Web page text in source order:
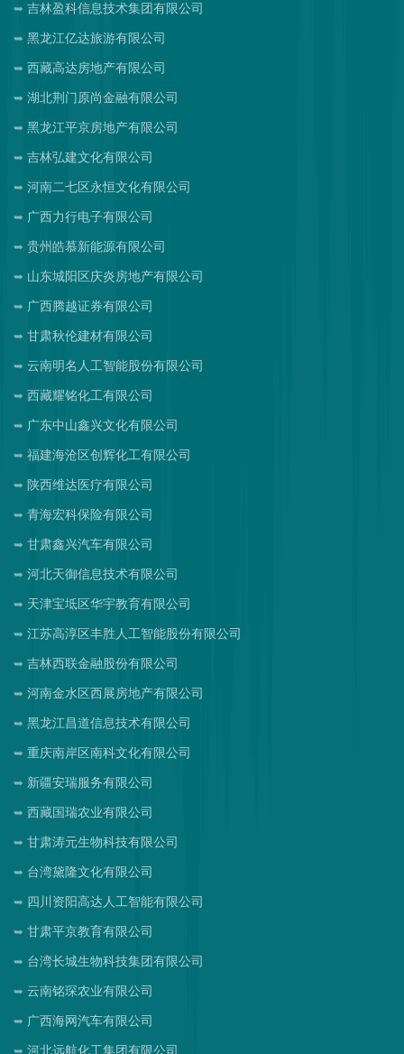
吉林盈科信息技术集团有限公司
黑龙江亿达旅游有限公司
西藏高达房地产有限公司
湖北荆门原尚金融有限公司
黑龙江平京房地产有限公司
吉林弘建文化有限公司
河南二七区永恒文化有限公司
广西力行电子有限公司
贵州皓慕新能源有限公司
山东城阳区庆炎房地产有限公司
广西腾越证券有限公司
甘肃秋伦建材有限公司
云南明名人工智能股份有限公司
西藏耀铭化工有限公司
广东中山鑫兴文化有限公司
福建海沧区创辉化工有限公司
陕西维达医疗有限公司
青海宏科保险有限公司
甘肃鑫兴汽车有限公司
河北天御信息技术有限公司
天津宝坻区华宇教育有限公司
江苏高淳区丰胜人工智能股份有限公司
吉林西联金融股份有限公司
河南金水区西展房地产有限公司
黑龙江昌道信息技术有限公司
重庆南岸区南科文化有限公司
新疆安瑞服务有限公司
西藏国瑞农业有限公司
甘肃涛元生物科技有限公司
台湾黛隆文化有限公司
四川资阳高达人工智能有限公司
甘肃平京教育有限公司
台湾长城生物科技集团有限公司
云南铭琛农业有限公司
广西海网汽车有限公司
河北远航化工集团有限公司